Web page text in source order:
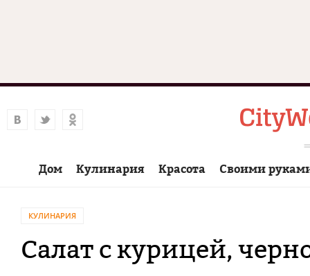
Дом Кулинария Красота Своими
КУЛИНАРИЯ
Салат с курицей,